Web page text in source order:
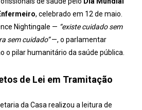
, celebrado em 12 de maio.
Nightingale — “existe cuidado sem
sem cuidado”—, o parlamentar
o pilar humanitário da saúde pública.
de Lei em Tramitação
da Casa realizou a leitura de